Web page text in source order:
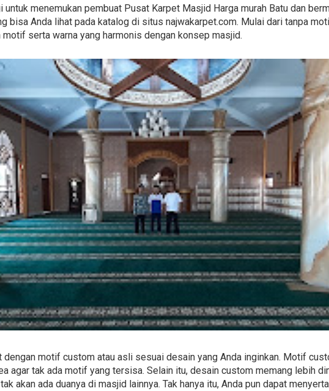
untuk menemukan pembuat Pusat Karpet Masjid Harga murah Batu dan
bisa Anda lihat pada katalog di situs najwakarpet.com. Mulai dari tanpa
serta warna yang harmonis dengan konsep masjid.
dengan motif custom atau asli sesuai desain yang Anda inginkan. Motif
agar tak ada motif yang tersisa. Selain itu, desain custom memang lebih
akan ada duanya di masjid lainnya. Tak hanya itu, Anda pun dapat